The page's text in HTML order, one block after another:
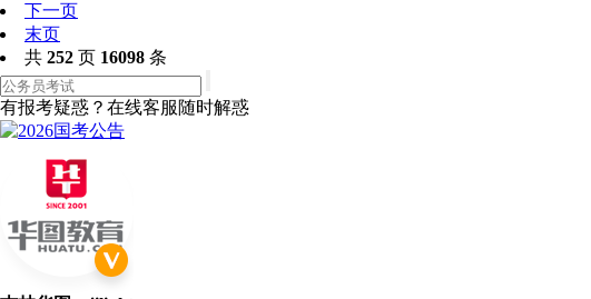
下一页
末页
共 252 页 16098 条
有报考疑惑？在线客服随时解惑